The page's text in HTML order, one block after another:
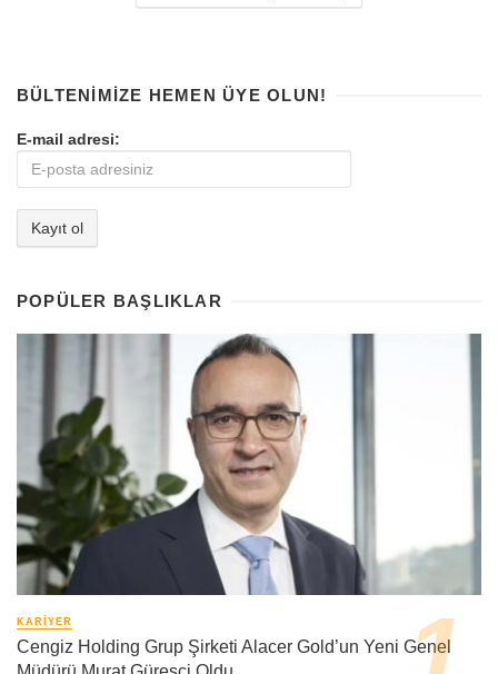
BÜLTENIMIZE HEMEN ÜYE OLUN!
E-mail adresi:
POPÜLER BAŞLIKLAR
KARIYER
Cengiz Holding Grup Şirketi Alacer Gold’un Yeni Genel